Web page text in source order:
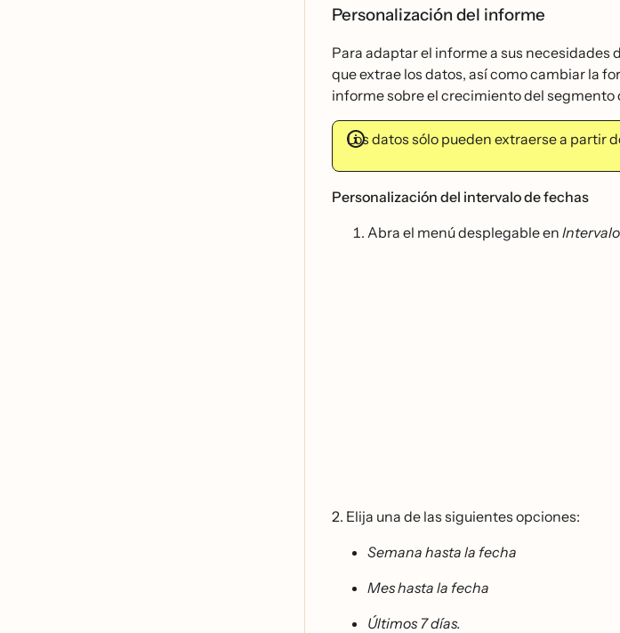
Personalización del informe
Para adaptar el informe a sus
que extrae los datos, así como cambiar la
informe sobre el crecimiento del segmento
Los datos sólo pueden extraerse a partir
Personalización del intervalo de fechas
Abra el menú desplegable en
2. Elija una de las siguientes opciones:
Semana hasta la fecha
Mes hasta la fecha
Últimos 7 días.